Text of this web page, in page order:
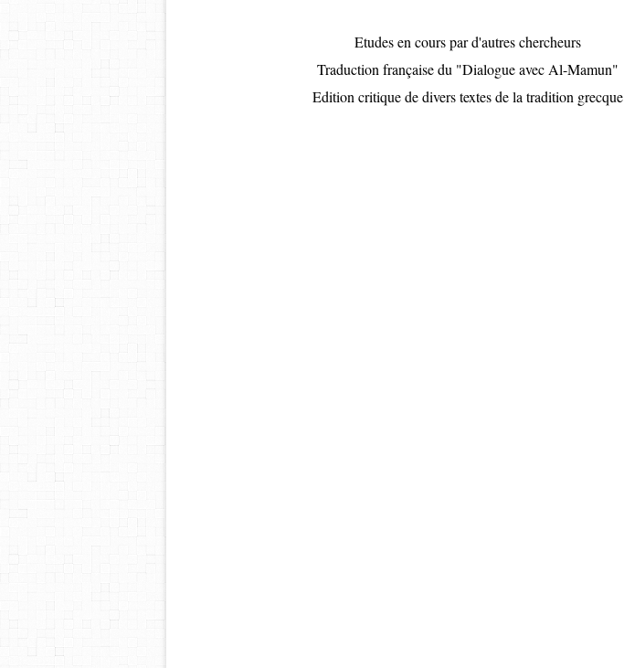
Etudes en cours par d'autres chercheurs
Traduction française du "Dialogue avec Al-Mamun"
Edition critique de divers textes de la tradition grecque